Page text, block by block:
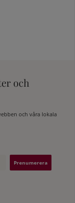
och
och våra lokala